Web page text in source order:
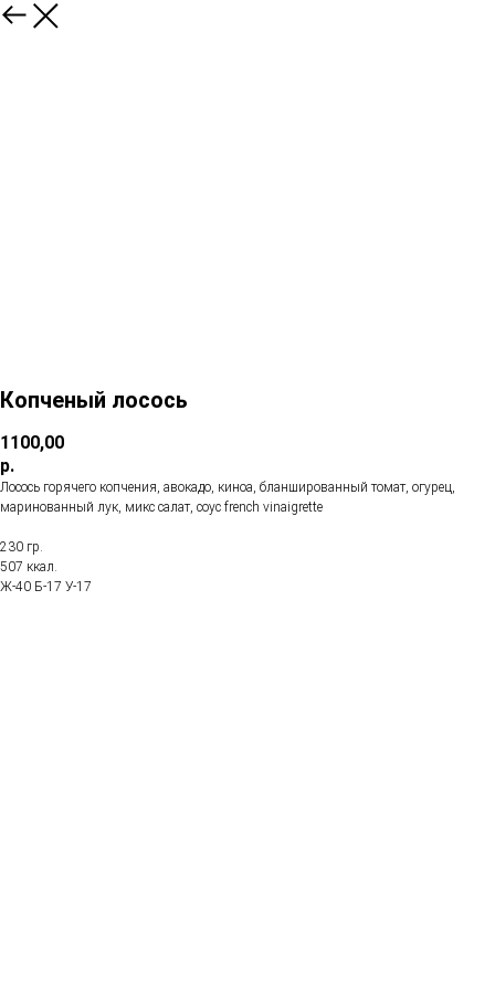
Копченый лосось
1100,00
р.
Лосось горячего копчения, авокадо, киноа, бланшированный томат, огурец,
маринованный лук, микс салат, соус french vinaigrette
230 гр.
507 ккал.
Ж-40 Б-17 У-17